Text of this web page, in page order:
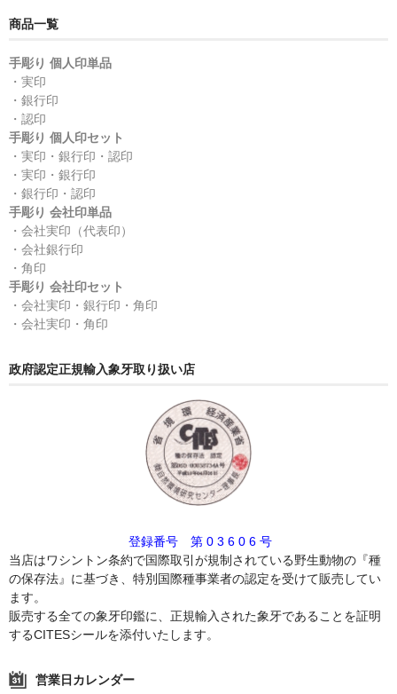
商品一覧
手彫り 個人印単品
・実印
・銀行印
・認印
手彫り 個人印セット
・実印・銀行印・認印
・実印・銀行印
・銀行印・認印
手彫り 会社印単品
・会社実印（代表印）
・会社銀行印
・角印
手彫り 会社印セット
・会社実印・銀行印・角印
・会社実印・角印
政府認定正規輸入象牙取り扱い店
登録番号 第 0 3 6 0 6 号
当店はワシントン条約で国際取引が規制されている野生動物の『種
の保存法』に基づき、特別国際種事業者の認定を受けて販売してい
ます。
販売する全ての象牙印鑑に、正規輸入された象牙であることを証明
するCITESシールを添付いたします。
営業日カレンダー